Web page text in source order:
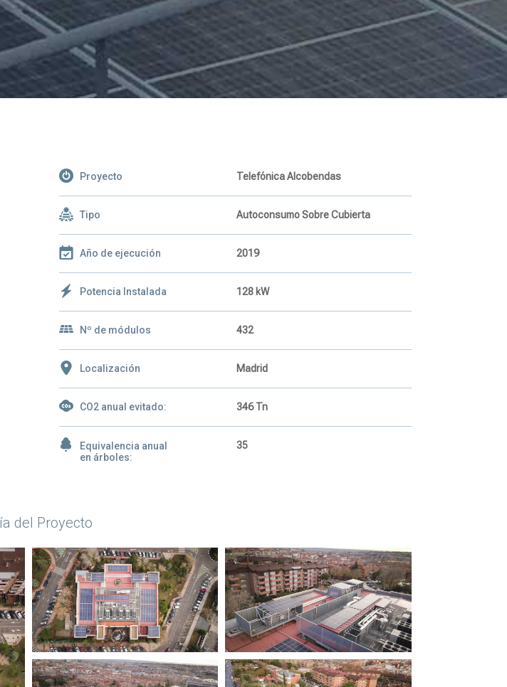
Proyecto Telefónica Alcobendas
Tipo Autoconsumo Sobre Cubierta
Año de ejecución 2019
Potencia Instalada 128 kW
Nº de módulos 432
Localización Madrid
CO2 anual evitado: 346 Tn
Equivalencia anual
en árboles:
35
del Proyecto